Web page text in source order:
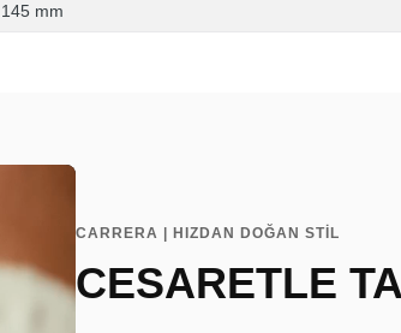
145 mm
CARRERA | HIZDAN DOĞAN STİL
CESARETLE